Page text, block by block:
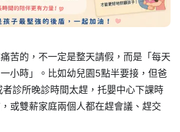
苦的，不一定是整天請假，而是「每天
小時」。比如幼兒園5點半要接，但爸
診所晚診時間太趕，托嬰中心下課時
或雙薪家庭兩個人都在趕會議、趕交